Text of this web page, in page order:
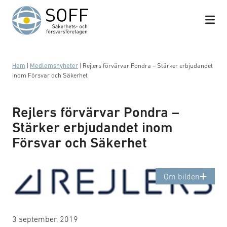
Hoppa till innehåll
Hem Medlemsnyheter
Rejlers förvärvar Pondra – Stärker erbjudandet
inom Försvar och Säkerhet
Rejlers förvärvar Pondra –
Stärker erbjudandet inom
Försvar och Säkerhet
Om bilden
Logotyp: Rejlers
3 september, 2019